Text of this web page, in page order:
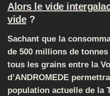
Alors le vide
vide?
Sachant que la
de 500 millions de
tous les grains entre la
d’ANDROMEDE
population actuelle de la